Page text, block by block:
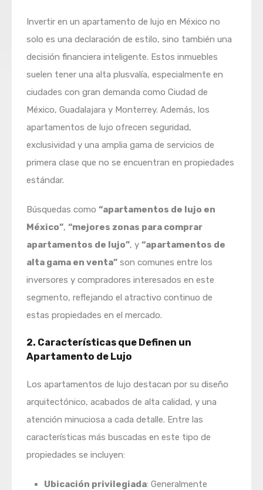
Invertir en un apartamento de lujo en México no
solo es una declaración de estilo, sino también una
decisión financiera inteligente. Estos inmuebles
suelen tener una alta plusvalía, especialmente en
ciudades con gran demanda como Ciudad de
México, Guadalajara y Monterrey. Además, los
apartamentos de lujo ofrecen seguridad,
exclusividad y una amplia gama de servicios de
primera clase que no se encuentran en propiedades
estándar.
Búsquedas como “apartamentos de lujo en
México”, “mejores zonas para comprar
apartamentos de lujo”, y “apartamentos de
alta gama en venta” son comunes entre los
inversores y compradores interesados en este
segmento, reflejando el atractivo continuo de
estas propiedades en el mercado.
2. Características que Definen un
Apartamento de Lujo
Los apartamentos de lujo destacan por su diseño
arquitectónico, acabados de alta calidad, y una
atención minuciosa a cada detalle. Entre las
características más buscadas en este tipo de
propiedades se incluyen:
Ubicación privilegiada: Generalmente